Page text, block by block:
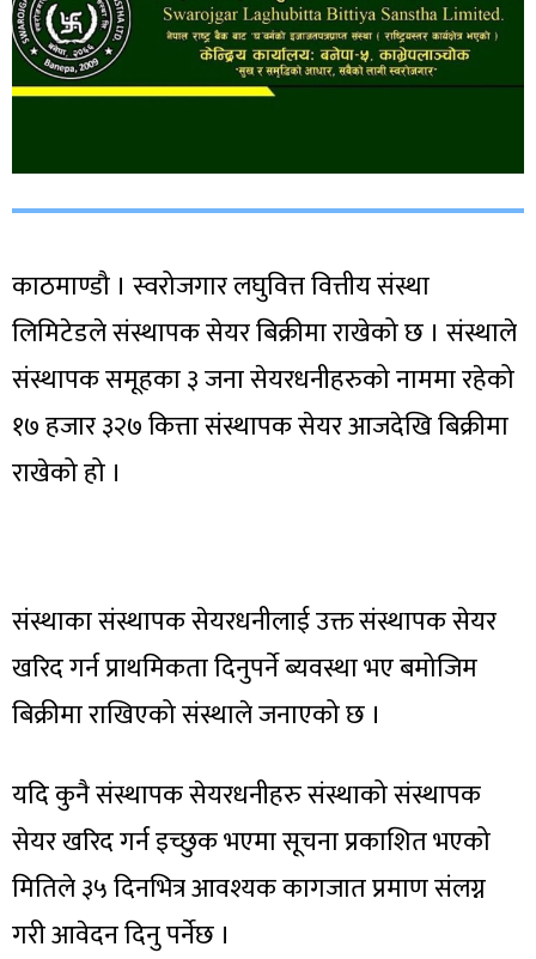
काठमाण्डौ । स्वरोजगार लघुवित्त वित्तीय संस्था
लिमिटेडले संस्थापक सेयर बिक्रीमा राखेको छ । संस्थाले
संस्थापक समूहका ३ जना सेयरधनीहरुको नाममा रहेको
१७ हजार ३२७ कित्ता संस्थापक सेयर आजदेखि बिक्रीमा
राखेको हो ।
संस्थाका संस्थापक सेयरधनीलाई उक्त संस्थापक सेयर
खरिद गर्न प्राथमिकता दिनुपर्ने ब्यवस्था भए बमोजिम
बिक्रीमा राखिएको संस्थाले जनाएको छ ।
यदि कुनै संस्थापक सेयरधनीहरु संस्थाको संस्थापक
सेयर खरिद गर्न इच्छुक भएमा सूचना प्रकाशित भएको
मितिले ३५ दिनभित्र आवश्यक कागजात प्रमाण संलग्न
गरी आवेदन दिनु पर्नेछ ।